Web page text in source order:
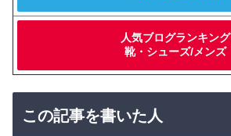
人気ブログランキング
靴・シューズ/メンズ
この記事を書いた人